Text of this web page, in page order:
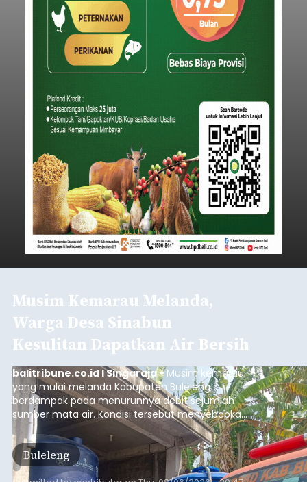
Musim Kemarau Melanda,
Warga Desa Sinabun
Kesulitan Dapatkan Air Bersih
balitribune.co.id I Singaraja -Musim kemarau
yang mulai melanda Kabupaten Buleleng
berdampak pada menurunnya debit sejumlah
sumber mata air. Kondisi tersebut menyebabkan
warga di beberapa desa mulai mengalami
kesulitan mendapatkan air bersih, terutama
untuk memenuhi kebutuhan mandi, cuci, dan
kakus (MCK). Seperti yang dialami warga Desa
Buleleng